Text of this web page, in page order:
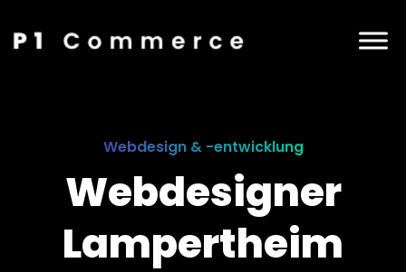
Webdesign & -entwicklung
Webdesigner
Lampertheim